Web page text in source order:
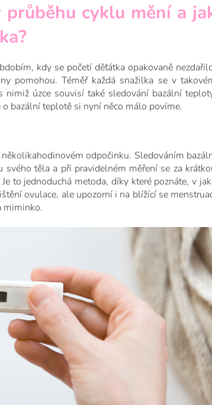
cyklu mění a
kdy se početí děťátka opakovaně
pomohou. Téměř každá snažilka se v
úzce souvisí také sledování bazální
bazální teplotě si nyní něco málo povíme.
odpočinku. Sledováním
těla a při pravidelném měření se za
to jednoduchá metoda, díky které poznáte, v
ovulace, ale upozorní i na blížící se
miminko.